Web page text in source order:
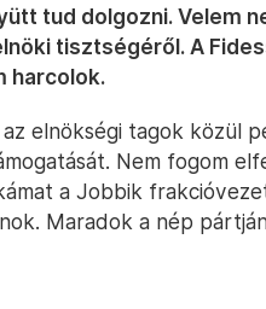
tud dolgozni. Velem
tisztségéről. A
harcolok.
elnökségi tagok közül
Nem fogom
a Jobbik
Maradok a nép